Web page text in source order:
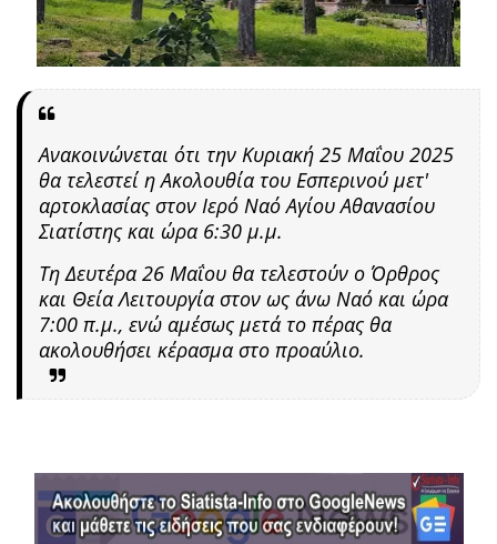
Ανακοινώνεται ότι την Κυριακή 25 Μαΐου 2025
θα τελεστεί η Ακολουθία του Εσπερινού μετ'
αρτοκλασίας στον Ιερό Ναό Αγίου Αθανασίου
Σιατίστης και ώρα 6:30 μ.μ.
Τη Δευτέρα 26 Μαΐου θα τελεστούν ο Όρθρος
και Θεία Λειτουργία στον ως άνω Ναό και ώρα
7:00 π.μ., ενώ αμέσως μετά το πέρας θα
ακολουθήσει κέρασμα στο προαύλιο.